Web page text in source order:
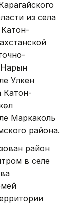
из села
Нарын
Улкен
Катон-
Маркаколь
района.
район
в селе